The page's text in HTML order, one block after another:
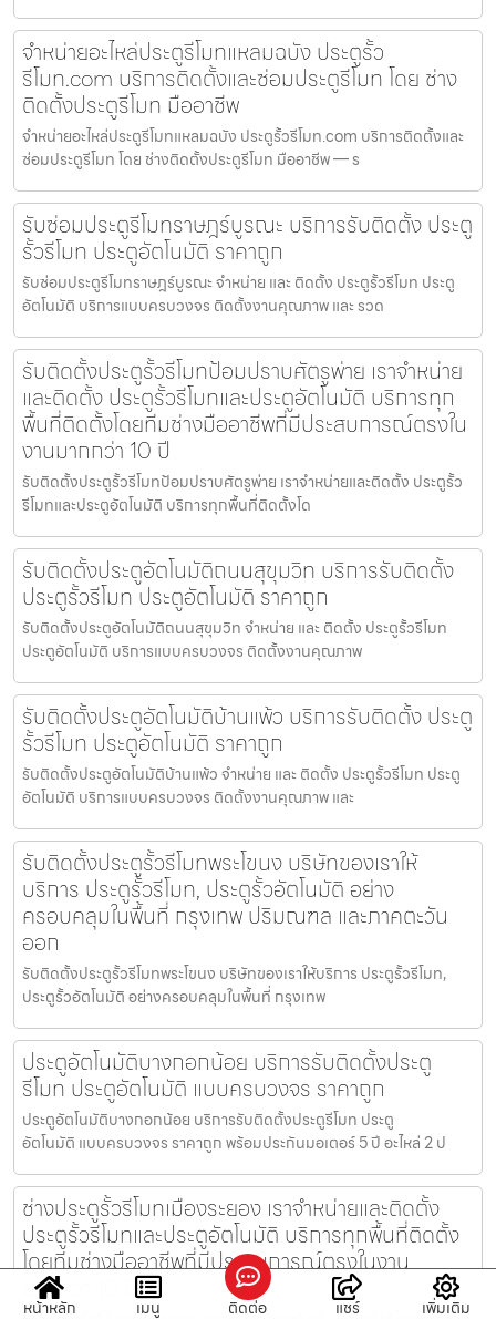
จำหน่ายอะไหล่ประตูรีโมทแหลมฉบัง ประตูรั้ว
รีโมท.com บริการติดตั้งและซ่อมประตูรีโมท โดย ช่าง
ติดตั้งประตูรีโมท มืออาชีพ
จำหน่ายอะไหล่ประตูรีโมทแหลมฉบัง ประตูรั้วรีโมท.com บริการติดตั้งและ
ซ่อมประตูรีโมท โดย ช่างติดตั้งประตูรีโมท มืออาชีพ — ร
รับซ่อมประตูรีโมทราษฎร์บูรณะ บริการรับติดตั้ง ประตู
รั้วรีโมท ประตูอัตโนมัติ ราคาถูก
รับซ่อมประตูรีโมทราษฎร์บูรณะ จำหน่าย และ ติดตั้ง ประตูรั้วรีโมท ประตู
อัตโนมัติ บริการแบบครบวงจร ติดตั้งงานคุณภาพ และ รวด
รับติดตั้งประตูรั้วรีโมทป้อมปราบศัตรูพ่าย เราจำหน่าย
และติดตั้ง ประตูรั้วรีโมทและประตูอัตโนมัติ บริการทุก
พื้นที่ติดตั้งโดยทีมช่างมืออาชีพที่มีประสบการณ์ตรงใน
งานมากกว่า 10 ปี
รับติดตั้งประตูรั้วรีโมทป้อมปราบศัตรูพ่าย เราจำหน่ายและติดตั้ง ประตูรั้ว
รีโมทและประตูอัตโนมัติ บริการทุกพื้นที่ติดตั้งโด
รับติดตั้งประตูอัตโนมัติถนนสุขุมวิท บริการรับติดตั้ง
ประตูรั้วรีโมท ประตูอัตโนมัติ ราคาถูก
รับติดตั้งประตูอัตโนมัติถนนสุขุมวิท จำหน่าย และ ติดตั้ง ประตูรั้วรีโมท
ประตูอัตโนมัติ บริการแบบครบวงจร ติดตั้งงานคุณภาพ
รับติดตั้งประตูอัตโนมัติบ้านแพ้ว บริการรับติดตั้ง ประตู
รั้วรีโมท ประตูอัตโนมัติ ราคาถูก
รับติดตั้งประตูอัตโนมัติบ้านแพ้ว จำหน่าย และ ติดตั้ง ประตูรั้วรีโมท ประตู
อัตโนมัติ บริการแบบครบวงจร ติดตั้งงานคุณภาพ และ
รับติดตั้งประตูรั้วรีโมทพระโขนง บริษัทของเราให้
บริการ ประตูรั้วรีโมท, ประตูรั้วอัตโนมัติ อย่าง
ครอบคลุมในพื้นที่ กรุงเทพ ปริมณฑล และภาคตะวัน
ออก
รับติดตั้งประตูรั้วรีโมทพระโขนง บริษัทของเราให้บริการ ประตูรั้วรีโมท,
ประตูรั้วอัตโนมัติ อย่างครอบคลุมในพื้นที่ กรุงเทพ
ประตูอัตโนมัติบางกอกน้อย บริการรับติดตั้งประตู
รีโมท ประตูอัตโนมัติ แบบครบวงจร ราคาถูก
ประตูอัตโนมัติบางกอกน้อย บริการรับติดตั้งประตูรีโมท ประตู
อัตโนมัติ แบบครบวงจร ราคาถูก พร้อมประกันมอเตอร์ 5 ปี อะไหล่ 2 ป
ช่างประตูรั้วรีโมทเมืองระยอง เราจำหน่ายและติดตั้ง
ประตูรั้วรีโมทและประตูอัตโนมัติ บริการทุกพื้นที่ติดตั้ง
โดยทีมช่างมืออาชีพที่มีประสบการณ์ตรงในงาน
มากกว่า 10 ปี
หน้าหลัก เมนู ติดต่อ แชร์ เพิ่มเติม